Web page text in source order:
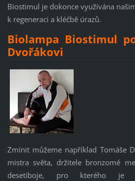
Biostimul je dokonce využívána
k regeneraci a kléčbě úrazů.
Biolampa Biostimul
Dvořákovi
Zmínit můžeme například Tomáše
mistra světa, držitele bronzomé
desetiboje, pro kterého je